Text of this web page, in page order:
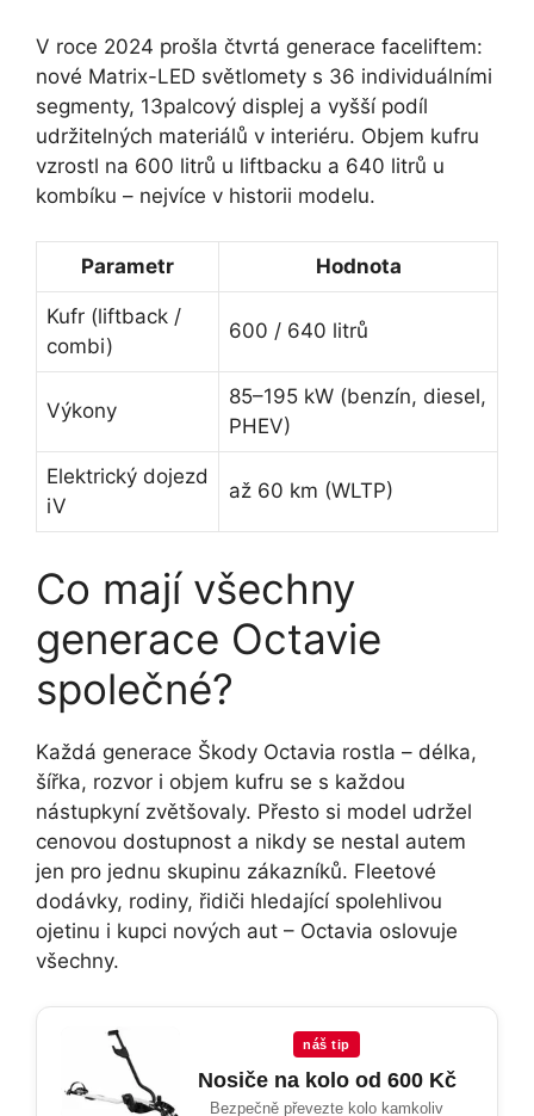
V roce 2024 prošla čtvrtá generace faceliftem:
nové Matrix-LED světlomety s 36 individuálními
segmenty, 13palcový displej a vyšší podíl
udržitelných materiálů v interiéru. Objem kufru
vzrostl na 600 litrů u liftbacku a 640 litrů u
kombíku – nejvíce v historii modelu.
Parametr Hodnota
Kufr (liftback /
combi)
600 / 640 litrů
Výkony
85–195 kW (benzín, diesel,
PHEV)
Elektrický dojezd
iV
až 60 km (WLTP)
Co mají všechny
generace Octavie
společné?
Každá generace Škody Octavia rostla – délka,
šířka, rozvor i objem kufru se s každou
nástupkyní zvětšovaly. Přesto si model udržel
cenovou dostupnost a nikdy se nestal autem
jen pro jednu skupinu zákazníků. Fleetové
dodávky, rodiny, řidiči hledající spolehlivou
ojetinu i kupci nových aut – Octavia oslovuje
všechny.
náš tip
Nosiče na kolo od 600 Kč
Bezpečně převezte kolo kamkoliv